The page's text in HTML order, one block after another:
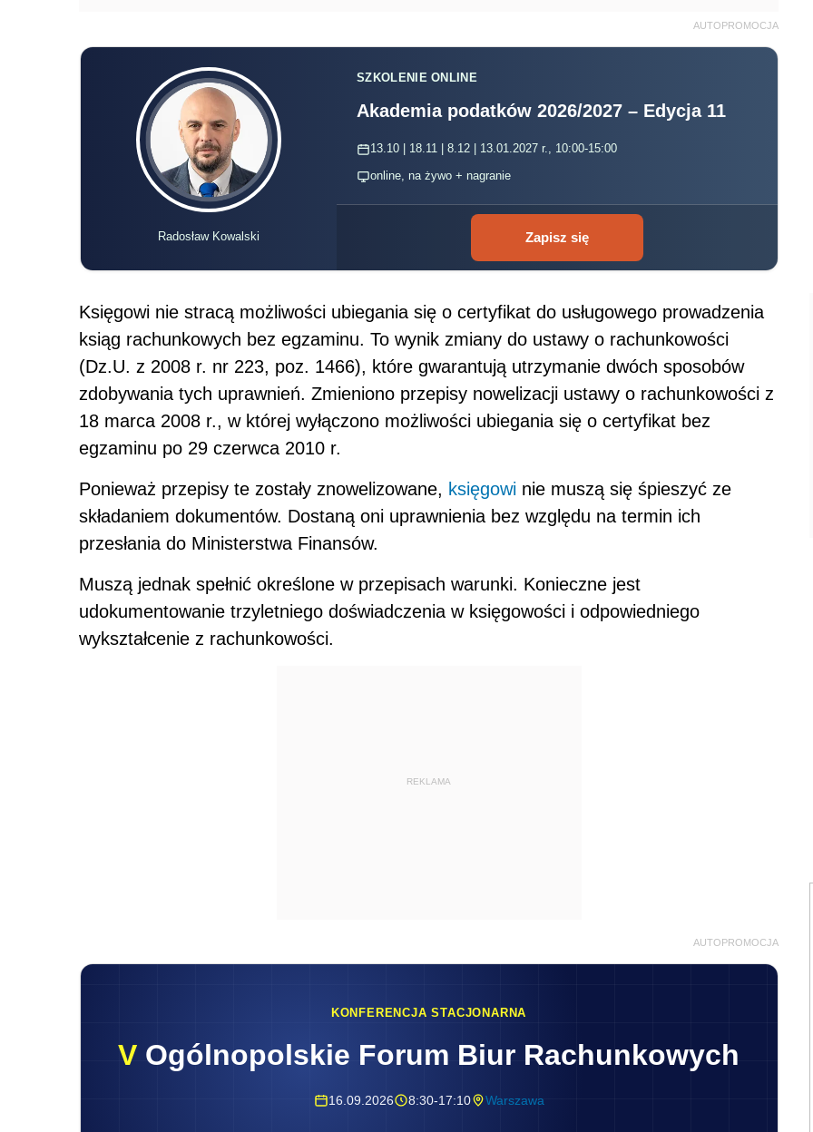
AUTOPROMOCJA
Radosław Kowalski
SZKOLENIE ONLINE
Akademia podatków 2026/2027 – Edycja 11
13.10 | 18.11 | 8.12 | 13.01.2027 r., 10:00-15:00
online, na żywo + nagranie
Zapisz się
Księgowi nie stracą możliwości ubiegania się o certyfikat do usługowego prowadzenia
ksiąg rachunkowych bez egzaminu. To wynik zmiany do ustawy o rachunkowości
(Dz.U. z 2008 r. nr 223, poz. 1466), które gwarantują utrzymanie dwóch sposobów
zdobywania tych uprawnień. Zmieniono przepisy nowelizacji ustawy o rachunkowości z
18 marca 2008 r., w której wyłączono możliwości ubiegania się o certyfikat bez
egzaminu po 29 czerwca 2010 r.
Ponieważ przepisy te zostały znowelizowane, księgowi nie muszą się śpieszyć ze
składaniem dokumentów. Dostaną oni uprawnienia bez względu na termin ich
przesłania do Ministerstwa Finansów.
Muszą jednak spełnić określone w przepisach warunki. Konieczne jest
udokumentowanie trzyletniego doświadczenia w księgowości i odpowiedniego
wykształcenie z rachunkowości.
REKLAMA
AUTOPROMOCJA
KONFERENCJA STACJONARNA
V Ogólnopolskie Forum Biur Rachunkowych
16.09.2026 8:30-17:10 Warszawa